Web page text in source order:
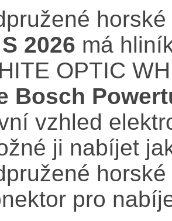
2026 má
OPTIC
Bosch
vzhled
ji nabíjet
pro